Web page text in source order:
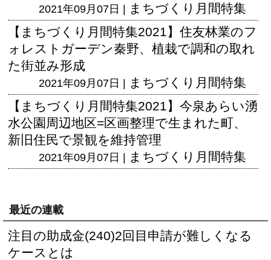
2021年09月07日 | まちづくり月間特集
【まちづくり月間特集2021】住友林業のフ
ォレストガーデン秦野、植栽で調和の取れ
た街並み形成
2021年09月07日 | まちづくり月間特集
【まちづくり月間特集2021】今泉あらい湧
水公園周辺地区=区画整理で生まれた町、
新旧住民で景観を維持管理
2021年09月07日 | まちづくり月間特集
最近の連載
注目の助成金(240)2回目申請が難しくなる
ケースとは